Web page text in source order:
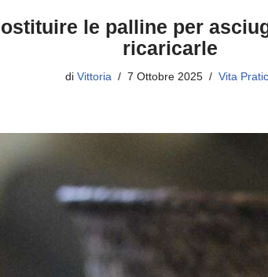
le palline per
ricaricarle
di Vittoria 7 Ottobre 2025 Vita